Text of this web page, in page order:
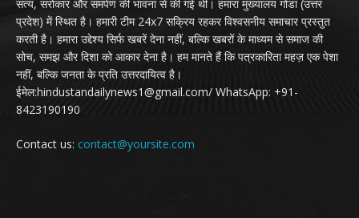
सत्य, सरोकार और समर्पण की भावना से की गई थी। हमारा मुख्यालय गोंडा (उत्तर
प्रदेश) में स्थित है। हमारी टीम 24x7 सक्रिय रहकर विश्वसनीय समाचार प्रस्तुत
करती है। हमारा उद्देश्य सिर्फ खबरें देना नहीं, बल्कि खबरों के माध्यम से समाज की
सोच, समझ और दिशा को आकार देना है। हम मानते हैं कि पत्रकारिता महज़ एक पेशा
नहीं, बल्कि जनता के प्रति उत्तरदायित्व है।
ईमेल:hindustandailynews1@gmail.com/ WhatsApp: +91-
8423190190
Contact us: contact@yoursite.com